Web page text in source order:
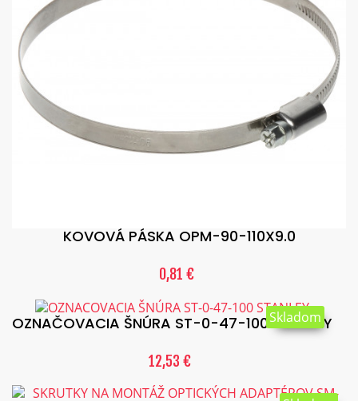
KOVOVÁ PÁSKA OPM-90-110X9.0
0,81 €
OZNAČOVACIA ŠNÚRA ST-0-47-100 STANLEY
12,53 €
Skladom